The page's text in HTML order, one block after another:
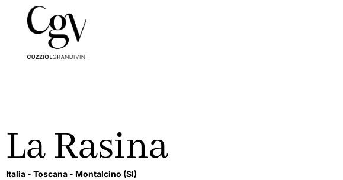
La Rasina
Italia - Toscana - Montalcino (SI)